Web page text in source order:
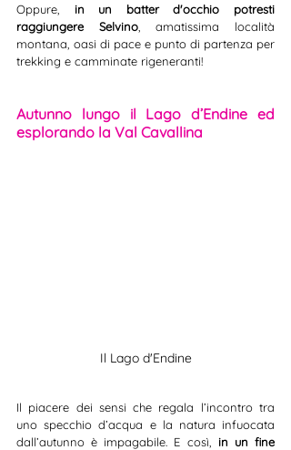
Oppure, in un batter d'occhio potresti
raggiungere Selvino, amatissima località
montana, oasi di pace e punto di partenza per
trekking e camminate rigeneranti!
Autunno lungo il Lago d’Endine ed
esplorando la Val Cavallina
Il Lago d'Endine
Il piacere dei sensi che regala l’incontro tra
uno specchio d’acqua e la natura infuocata
dall’autunno è impagabile. E così, in un fine